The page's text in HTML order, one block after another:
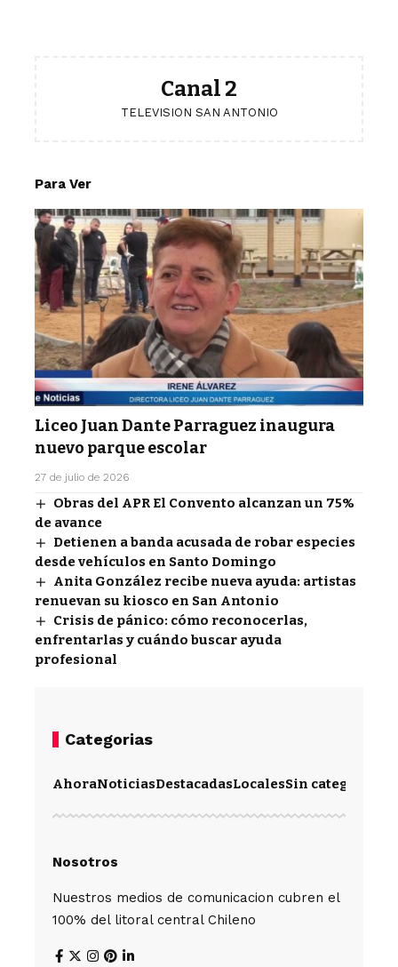
Canal 2
TELEVISION SAN ANTONIO
Para Ver
Liceo Juan Dante Parraguez inaugura
nuevo parque escolar
27 de julio de 2026
Obras del APR El Convento alcanzan un 75%
de avance
Detienen a banda acusada de robar especies
desde vehículos en Santo Domingo
Anita González recibe nueva ayuda: artistas
renuevan su kiosco en San Antonio
Crisis de pánico: cómo reconocerlas,
enfrentarlas y cuándo buscar ayuda
profesional
Categorias
AhoraNoticiasDestacadasLocalesSin categoría
Nosotros
Nuestros medios de comunicacion cubren el
100% del litoral central Chileno